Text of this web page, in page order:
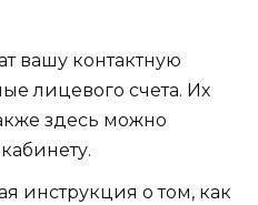
вашу контактную
лицевого счета. Их
здесь можно
инструкция о том, как